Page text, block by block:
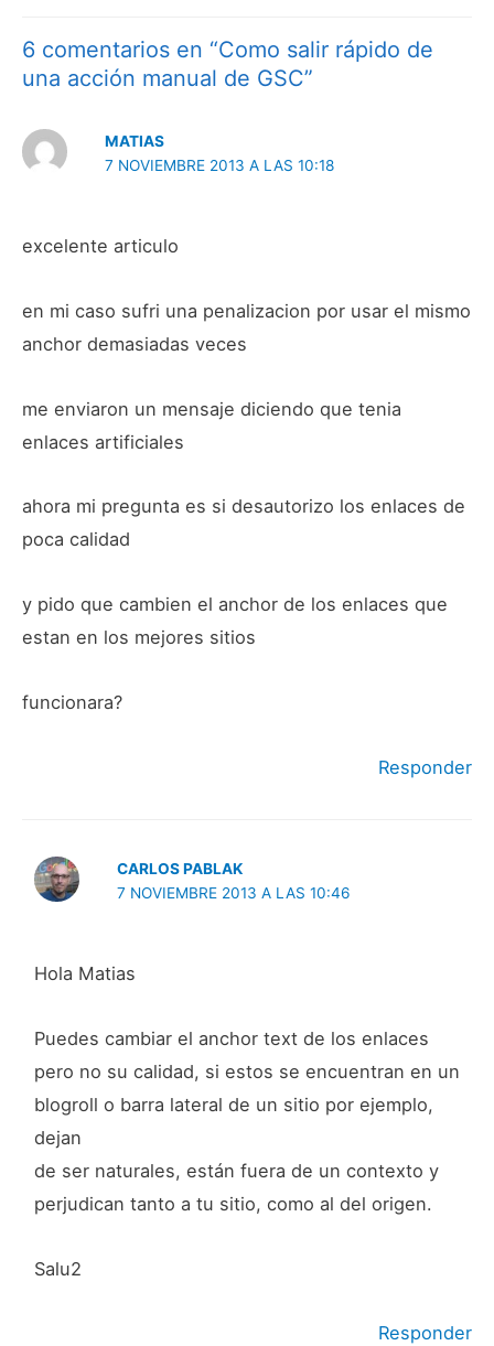
6 comentarios en “Como salir rápido de
una acción manual de GSC”
MATIAS
7 NOVIEMBRE 2013 A LAS 10:18
excelente articulo
en mi caso sufri una penalizacion por usar el mismo
anchor demasiadas veces
me enviaron un mensaje diciendo que tenia
enlaces artificiales
ahora mi pregunta es si desautorizo los enlaces de
poca calidad
y pido que cambien el anchor de los enlaces que
estan en los mejores sitios
funcionara?
Responder
CARLOS PABLAK
7 NOVIEMBRE 2013 A LAS 10:46
Hola Matias
Puedes cambiar el anchor text de los enlaces
pero no su calidad, si estos se encuentran en un
blogroll o barra lateral de un sitio por ejemplo,
dejan
de ser naturales, están fuera de un contexto y
perjudican tanto a tu sitio, como al del origen.
Salu2
Responder